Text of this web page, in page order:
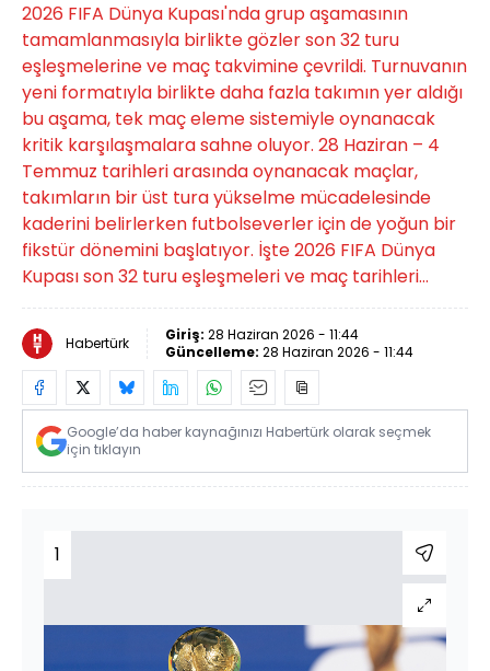
2026 FIFA Dünya Kupası'nda grup aşamasının
tamamlanmasıyla birlikte gözler son 32 turu
eşleşmelerine ve maç takvimine çevrildi. Turnuvanın
yeni formatıyla birlikte daha fazla takımın yer aldığı
bu aşama, tek maç eleme sistemiyle oynanacak
kritik karşılaşmalara sahne oluyor. 28 Haziran – 4
Temmuz tarihleri arasında oynanacak maçlar,
takımların bir üst tura yükselme mücadelesinde
kaderini belirlerken futbolseverler için de yoğun bir
fikstür dönemini başlatıyor. İşte 2026 FIFA Dünya
Kupası son 32 turu eşleşmeleri ve maç tarihleri...
Habertürk Giriş: 28 Haziran 2026 - 11:44
Güncelleme: 28 Haziran 2026 - 11:44
Google’da haber kaynağınızı Habertürk olarak seçmek
için tıklayın
1